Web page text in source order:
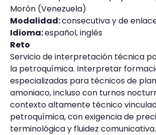
Morón (Venezuela)
Modalidad:consecutiva y de
Idioma:español, inglés
Reto
Servicio de interpretación técnica
la petroquímica. Interpretar
especializadas para técnicos de
amoniaco, incluso con turnos
contexto altamente técnico
petroquímica, con exigencia de
terminológica y fluidez comunicativa.